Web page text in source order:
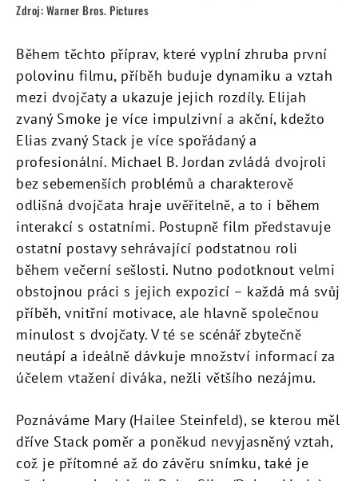
Zdroj: Warner Bros. Pictures
Během těchto příprav, které vyplní zhruba první
polovinu filmu, příběh buduje dynamiku a vztah
mezi dvojčaty a ukazuje jejich rozdíly. Elijah
zvaný Smoke je více impulzivní a akční, kdežto
Elias zvaný Stack je více spořádaný a
profesionální. Michael B. Jordan zvládá dvojroli
bez sebemenších problémů a charakterově
odlišná dvojčata hraje uvěřitelně, a to i během
interakcí s ostatními. Postupně film představuje
ostatní postavy sehrávající podstatnou roli
během večerní sešlosti. Nutno podotknout velmi
obstojnou práci s jejich expozicí – každá má svůj
příběh, vnitřní motivace, ale hlavně společnou
minulost s dvojčaty. V té se scénář zbytečně
neutápí a ideálně dávkuje množství informací za
účelem vtažení diváka, nežli většího nezájmu.
Poznáváme Mary (Hailee Steinfeld), se kterou měl
dříve Stack poměr a poněkud nevyjasněný vztah,
což je přítomné až do závěru snímku, také je